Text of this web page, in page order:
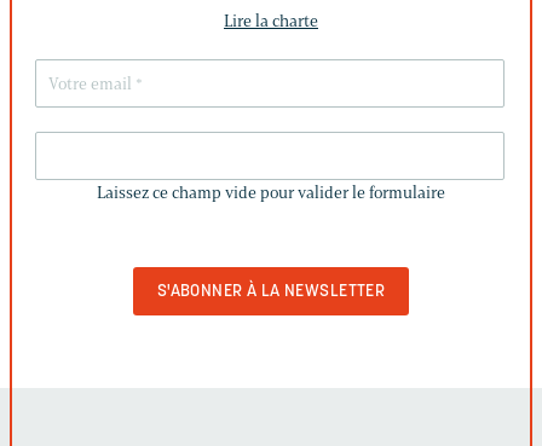
Lire la charte
CHAMP
Laissez ce champ vide pour valider le formulaire